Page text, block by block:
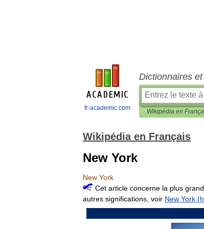
fr-academic.com
Dictionnaires
Wikipédia en
Wikipédia en Français
New York
New York
Cet article concerne la plus
autres significations voir New York (